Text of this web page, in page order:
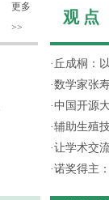
更多
>>
观 点
· 丘成桐：
·数学家张
·中国开源
·辅助生殖
·让学术交
·诺奖得主